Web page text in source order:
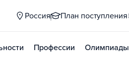
Россия План поступления
Профессии Олимпиады